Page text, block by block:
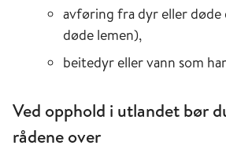
avføring fra dyr eller døde
døde lemen),
beitedyr eller vann som
Ved opphold i utlandet bør
rådene over